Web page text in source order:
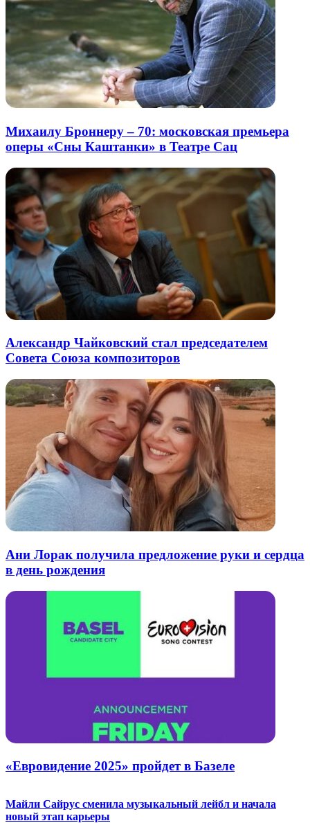
Михаилу Броннеру – 70: московская премьера
оперы «Сны Каштанки» в Театре Сац
Александр Чайковский стал председателем
Совета Союза композиторов
Ани Лорак получила предложение руки и сердца
в день рождения
«Евровидение 2025» пройдет в Базеле
Майли Сайрус сменила музыкальный лейбл и начала
новый этап карьеры